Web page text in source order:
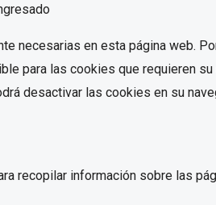
necesarias en esta página web.
para las cookies que requieren
desactivar las cookies en su
recopilar información sobre las